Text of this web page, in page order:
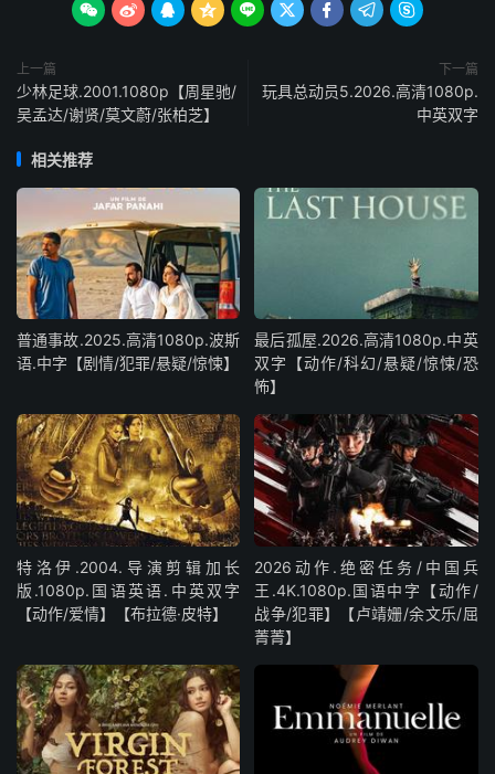
        
上一篇
少林足球.2001.1080p【周星驰/
吴孟达/谢贤/莫文蔚/张柏芝】
下一篇
玩具总动员5.2026.高清1080p.
中英双字
相关推荐
普通事故.2025.高清1080p.波斯
语.中字【剧情/犯罪/悬疑/惊悚】
最后孤屋.2026.高清1080p.中英
双字【动作/科幻/悬疑/惊悚/恐
怖】
特洛伊.2004.导演剪辑加长
版.1080p.国语英语.中英双字
【动作/爱情】【布拉德·皮特】
2026动作.绝密任务/中国兵
王.4K.1080p.国语中字【动作/
战争/犯罪】【卢靖姗/余文乐/屈
菁菁】